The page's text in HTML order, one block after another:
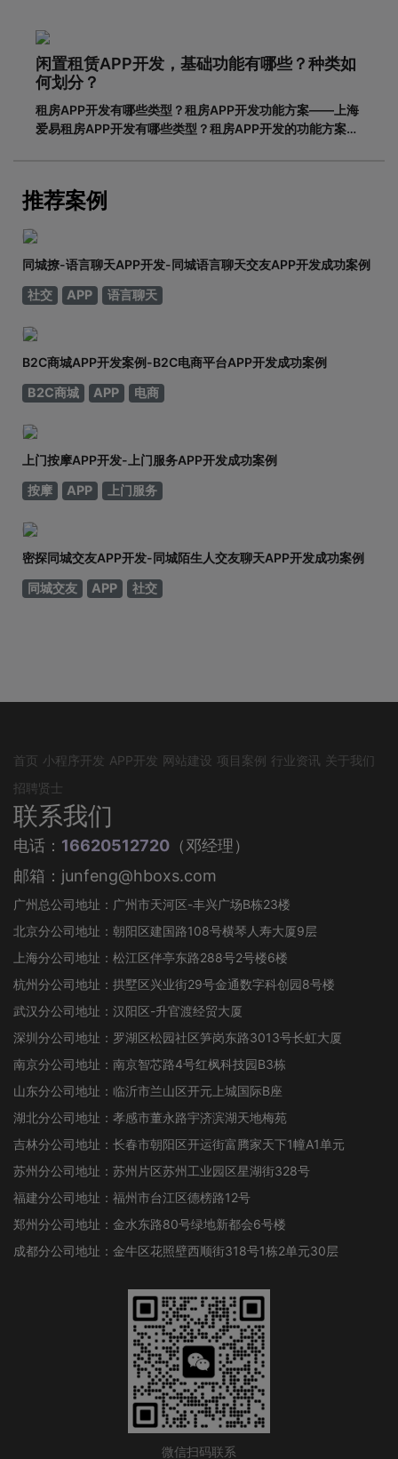
的来了吗？据调查，截至2018年6月，我国网民规模达8.02
亿，普及率57.7%。其中，手机网民规模已达7.8
闲置租赁APP开发，基础功能有哪些？种类如
何划分？
租房APP开发有哪些类型？租房APP开发功能方案——上海
爱易租房APP开发有哪些类型？租房APP开发的功能方案
推荐案例
同城撩-语言聊天APP开发-同城语言聊天交友APP开发成功案例
社交
APP 语言聊天
B2C商城APP开发案例-B2C电商平台APP开发成功案例
B2C商城
APP 电商
上门按摩APP开发-上门服务APP开发成功案例
按摩
APP 上门服务
密探同城交友APP开发-同城陌生人交友聊天APP开发成功案例
同城交友
APP 社交
首页 小程序开发 APP开发 网站建设 项目案例 行业资讯 关于我们
招聘贤士
联系我们
电话： 16620512720 （邓经理）
邮箱：junfeng@hboxs.com
广州总公司地址：广州市天河区-丰兴广场B栋23楼
北京分公司地址：朝阳区建国路108号横琴人寿大厦9层
上海分公司地址：松江区伴亭东路288号2号楼6楼
杭州分公司地址：拱墅区兴业街29号金通数字科创园8号楼
武汉分公司地址：汉阳区-升官渡经贸大厦
深圳分公司地址：罗湖区松园社区笋岗东路3013号长虹大厦
南京分公司地址：南京智芯路4号红枫科技园B3栋
山东分公司地址：临沂市兰山区开元上城国际B座
湖北分公司地址：孝感市董永路宇济滨湖天地梅苑
吉林分公司地址：长春市朝阳区开运街富腾家天下1幢A1单元
苏州分公司地址：苏州片区苏州工业园区星湖街328号
福建分公司地址：福州市台江区德榜路12号
郑州分公司地址：金水东路80号绿地新都会6号楼
成都分公司地址：金牛区花照壁西顺街318号1栋2单元30层
微信扫码联系